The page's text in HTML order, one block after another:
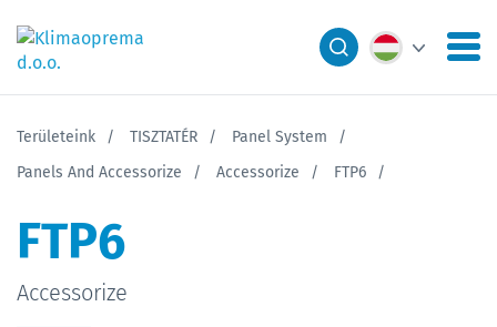
Területeink TISZTATÉR
Panel System
Panels And Accessorize
Accessorize FTP6
FTP6
Accessorize